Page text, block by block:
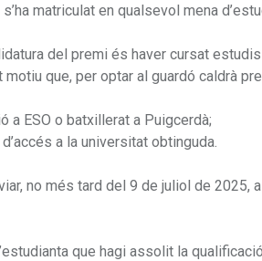
matriculat en qualsevol mena
del premi és haver cursat
que, per optar al guardó caldrà
a ESO o batxillerat a Puigcerdà;
a la universitat obtinguda.
no més tard del 9 de juliol de 2025,
que hagi assolit la